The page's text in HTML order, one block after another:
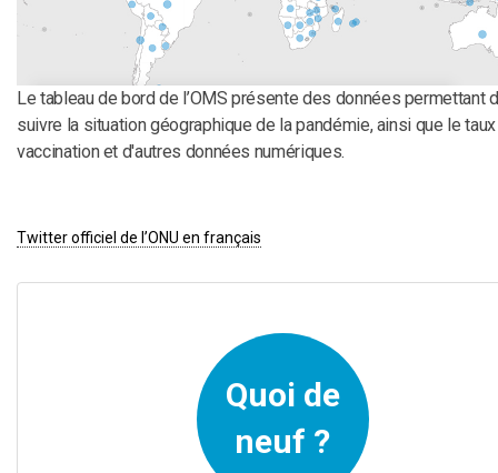
Le tableau de bord de l’OMS présente des données permettant
suivre la situation géographique de la pandémie, ainsi que le
vaccination et d'autres données numériques.
Twitter officiel de l’ONU en français
Quoi de
neuf ?